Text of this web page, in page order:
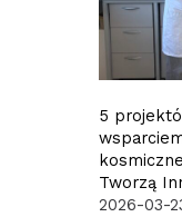
5
Tworzą
2026-03-